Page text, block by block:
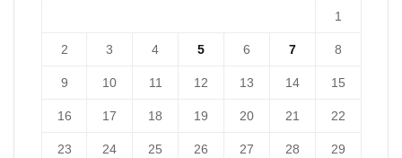
1
2 3 4 5 6 7 8
9 10 11 12 13 14 15
16 17 18 19 20 21 22
23 24 25 26 27 28 29